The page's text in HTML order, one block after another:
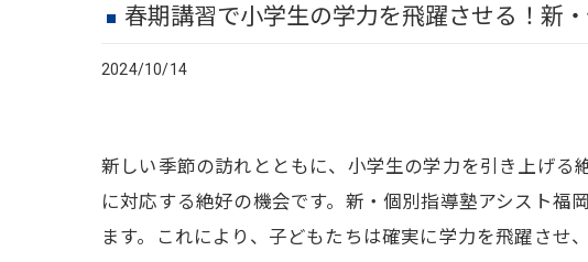
春期講習で小学生の学力を飛躍させる！新
2024/10/14
新しい季節の訪れとともに、小学生の学力を引き上げ
に対応する絶好の機会です。新・個別指導塾アシスト
ます。これにより、子どもたちは確実に学力を飛躍させ